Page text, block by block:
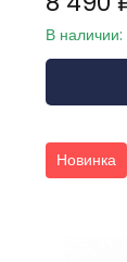
В наличии:
Новинка